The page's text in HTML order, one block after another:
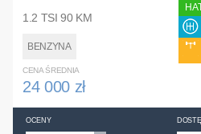
1.2 TSI 90 KM
BENZYNA
CENA ŚREDNIA
24 000 zł
OCENY